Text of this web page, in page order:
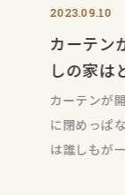
2023.09.10
カーテン
しの家は
のために
カーテンが
に閉めっぱ
は誰しもが